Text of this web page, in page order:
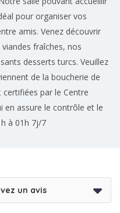
pour organiser vos
amis. Venez découvrir
fraîches, nos
desserts turcs. Veuillez
de la boucherie de
par le Centre
en assure le contrôle et le
à 01h 7j/7
un avis